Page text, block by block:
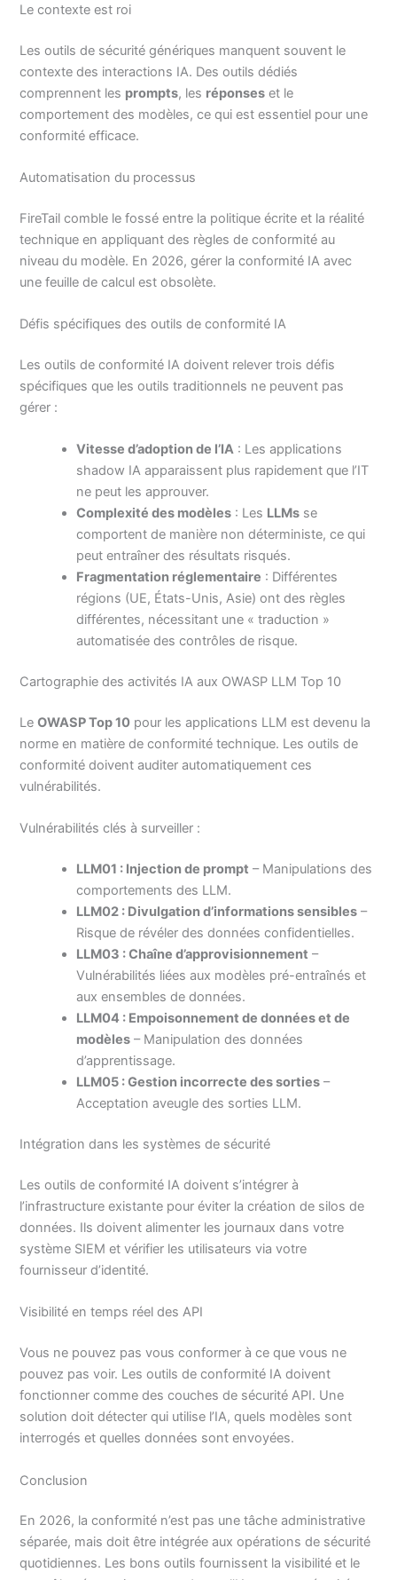
Le contexte est roi
Les outils de sécurité génériques manquent souvent le
contexte des interactions IA. Des outils dédiés
comprennent les prompts, les réponses et le
comportement des modèles, ce qui est essentiel pour une
conformité efficace.
Automatisation du processus
FireTail comble le fossé entre la politique écrite et la réalité
technique en appliquant des règles de conformité au
niveau du modèle. En 2026, gérer la conformité IA avec
une feuille de calcul est obsolète.
Défis spécifiques des outils de conformité IA
Les outils de conformité IA doivent relever trois défis
spécifiques que les outils traditionnels ne peuvent pas
gérer :
Vitesse d’adoption de l’IA : Les applications
shadow IA apparaissent plus rapidement que l’IT
ne peut les approuver.
Complexité des modèles : Les LLMs se
comportent de manière non déterministe, ce qui
peut entraîner des résultats risqués.
Fragmentation réglementaire : Différentes
régions (UE, États-Unis, Asie) ont des règles
différentes, nécessitant une « traduction »
automatisée des contrôles de risque.
Cartographie des activités IA aux OWASP LLM Top 10
LeOWASP Top 10 pour les applications LLM est devenu la
norme en matière de conformité technique. Les outils de
conformité doivent auditer automatiquement ces
vulnérabilités.
Vulnérabilités clés à surveiller :
LLM01 : Injection de prompt – Manipulations des
comportements des LLM.
LLM02 : Divulgation d’informations sensibles –
Risque de révéler des données confidentielles.
LLM03 : Chaîne d’approvisionnement –
Vulnérabilités liées aux modèles pré-entraînés et
aux ensembles de données.
LLM04 : Empoisonnement de données et de
modèles – Manipulation des données
d’apprentissage.
LLM05 : Gestion incorrecte des sorties –
Acceptation aveugle des sorties LLM.
Intégration dans les systèmes de sécurité
Les outils de conformité IA doivent s’intégrer à
l’infrastructure existante pour éviter la création de silos de
données. Ils doivent alimenter les journaux dans votre
système SIEM et vérifier les utilisateurs via votre
fournisseur d’identité.
Visibilité en temps réel des API
Vous ne pouvez pas vous conformer à ce que vous ne
pouvez pas voir. Les outils de conformité IA doivent
fonctionner comme des couches de sécurité API. Une
solution doit détecter qui utilise l’IA, quels modèles sont
interrogés et quelles données sont envoyées.
Conclusion
En 2026, la conformité n’est pas une tâche administrative
séparée, mais doit être intégrée aux opérations de sécurité
quotidiennes. Les bons outils fournissent la visibilité et le